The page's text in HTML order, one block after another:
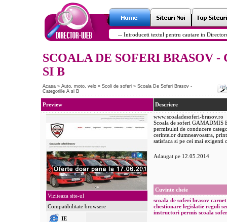
SCOALA DE SOFERI BRASOV
SI B
Acasa » Auto, moto, velo » Scoli de soferi » Scoala De Soferi Brasov -
Categoriile A si B
Preview
Viziteaza site-ul
Compatibilitate browsere
IE
Descriere
www.scoaladesoferi-brasov.ro
Scoala de soferi GAMADMIS
permisului de conducere
cerintelor dumneavoastra,
satisfaca si pe cei mai exigenti
Adaugat pe 12.05.2014
Cuvinte cheie
scoala de soferi brasov carnet
chestionare legislatie reguli
instructori permis scoala sofer